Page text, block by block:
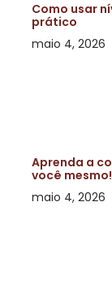
Como usar
prático
maio 4, 2026
Aprenda a
você mesmo!
maio 4, 2026